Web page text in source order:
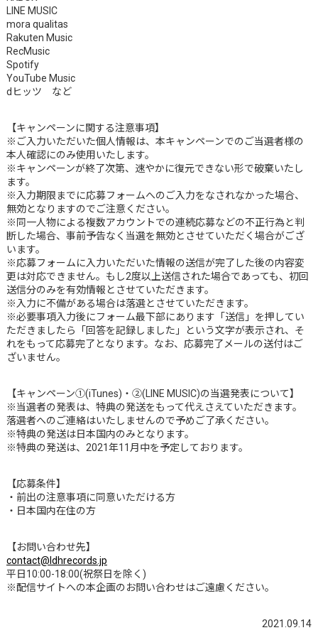
LINE MUSIC
mora qualitas
Rakuten Music
RecMusic
Spotify
YouTube Music
dヒッツ など
【キャンペーンに関する注意事項】
※ご入力いただいた個人情報は、本キャンペーンでのご当選者様の
本人確認にのみ使用いたします。
※キャンペーンが終了次第、速やかに復元できない形で破棄いたし
ます。
※入力期限までに応募フォームへのご入力をなされなかった場合、
無効となりますのでご注意ください。
※同一人物による複数アカウントでの連続応募などの不正行為と判
断した場合、事前予告なく当選を無効とさせていただく場合がござ
います。
※応募フォームに入力いただいた情報の送信が完了した後の内容変
更は対応できません。もし2度以上送信された場合であっても、初回
送信分のみを有効情報とさせていただきます。
※入力に不備がある場合は落選とさせていただきます。
※必要事項入力後にフォーム最下部にあります「送信」を押してい
ただきましたら「回答を記録しました」という文字が表示され、そ
れをもって応募完了となります。なお、応募完了メールの送付はご
ざいません。
【キャンペーン①(iTunes)・②(LINE MUSIC)の当選発表について】
※当選者の発表は、特典の発送をもって代えさえていただきます。
落選者へのご連絡はいたしませんので予めご了承ください。
※特典の発送は日本国内のみとなります。
※特典の発送は、2021年11月中を予定しております。
【応募条件】
・前出の注意事項に同意いただける方
・日本国内在住の方
【お問い合わせ先】
contact@ldhrecords.jp
平日10:00-18:00(祝祭日を除く)
※配信サイトへの本企画のお問い合わせはご遠慮ください。
2021.09.14